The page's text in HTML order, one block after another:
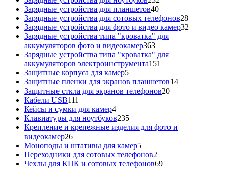
Зарядные устройства для планшетов4040
товаров
Зарядные устройства для сотовых телефонов2828
товаров
Зарядные устройства для фото и видео камер32
Зарядные устройства типа "кроватка" для
аккумуляторов фото и видеокамер363363
товара
Зарядные устройства типа "кроватка" для
аккумуляторов электроинструмента151
Защитные корпуса для камер55
товаров
Защитные пленки для экранов планшетов1414
Защитные сткла для экранов телефонов2020
Кабели USB111
товаров
Кейсы и сумки для камер44
товара
Клавиатуры для ноутбуков235235
товаров
Крепление и крепежные изделия для фото и
видеокамер2626
товаров
Моноподы и штативы для камер55
товаров
Переходники для сотовых телефонов2
товара
Чехлы для КПК и сотовых телефонов6969